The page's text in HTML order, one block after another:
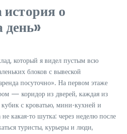
история о
день»
который я видел пустым всю
блоков с вывеской
посуточно». На первом этаже
— коридор из дверей, каждая из
с кроватью, мини-кухней и
какая-то шутка: через неделю после
туристы, курьеры и люди,